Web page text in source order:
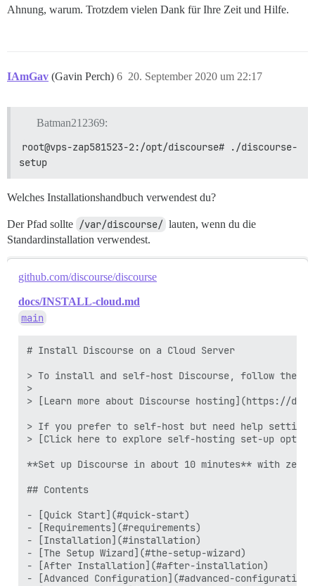
Ahnung, warum. Trotzdem vielen Dank für Ihre Zeit und Hilfe.
IAmGav (Gavin Perch) 20. September 2020 um 22:17
6
Batman212369:
root@vps-zap581523-2:/opt/discourse# ./discourse-
setup
Welches Installationshandbuch verwendest du?
Der Pfad sollte /var/discourse/ lauten, wenn du die
Standardinstallation verwendest.
github.com/discourse/discourse
docs/INSTALL-cloud.md
main
# Install Discourse on a Cloud Server
> To install and self-host Discourse, follow the
>
> [Learn more about Discourse hosting](https://
> If you prefer to self-host but need help setting
> [Click here to explore self-hosting set-up
**Set up Discourse in about 10 minutes** with
## Contents
- [Quick Start](#quick-start)
- [Requirements](#requirements)
- [Installation](#installation)
- [The Setup Wizard](#the-setup-wizard)
- [After Installation](#after-installation)
- [Advanced Configuration](#advanced-configuration)